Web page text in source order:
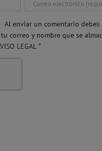
Al enviar un comentario debes
correo y nombre que se
LEGAL *